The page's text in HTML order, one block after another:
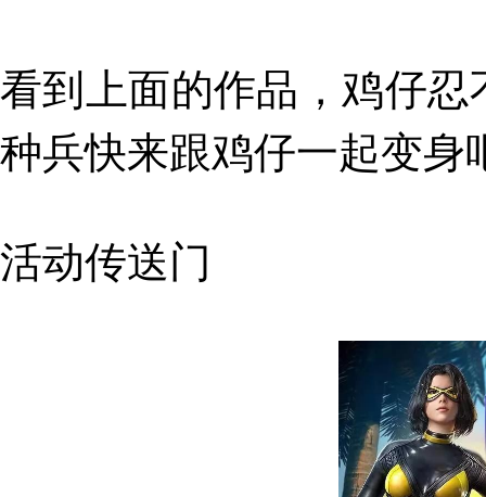
看到上面的作品， 鸡仔忍
种兵快来跟鸡仔一起变身
活动传送门